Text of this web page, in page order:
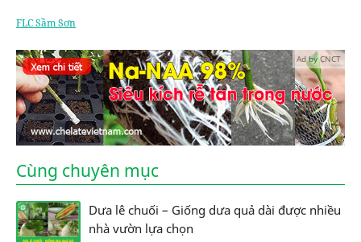
FLC Sầm Sơn
Ad by CNCT
Cùng chuyên mục
Dưa lê chuối – Giống dưa quả dài được nhiều
nhà vườn lựa chọn